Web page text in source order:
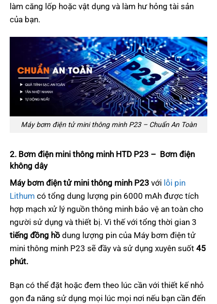
làm căng lốp hoặc vật dụng và làm hư hỏng tài sản
của bạn.
Máy bơm điện tử mini thông minh P23 – Chuẩn An Toàn
2. Bơm điện mini thông minh HTD P23 – Bơm điện
không dây
Máy bơm điện tử mini thông minh P23 với lỗi pin
Lithum có tổng dung lượng pin 6000 mAh được tích
hợp mạch xử lý nguồn thông minh bảo vệ an toàn cho
người sử dụng và thiết bị. Vì thế với tổng thời gian 3
tiếng đồng hồ dung lượng pin của Máy bơm điện tử
mini thông minh P23 sẽ đầy và sử dụng xuyên suốt 45
phút.
Bạn có thể đặt hoặc đem theo lúc cần với thiết kế nhỏ
gọn đa năng sử dụng mọi lúc mọi nơi nếu bạn cần đến